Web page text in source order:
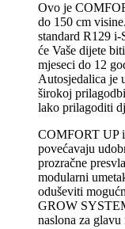
Ovo je
do 150 cm
standard R129
će Vaše dijete
mjeseci do 12
Autosjedalica je
širokoj
lako prilagoditi
COMFORT UP
povećavaju
prozračne
modularni
oduševiti
GROW
naslona za glavu